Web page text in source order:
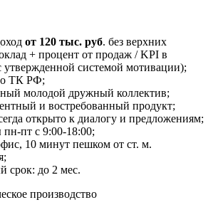
от 120 тыс. руб. без верхних
+ процент от продаж / KPI в
утвержденной системой мотивации);
ТК РФ;
молодой дружный коллектив;
и востребованный продукт;
открыто к диалогу и предложениям;
пт с 9:00-18:00;
10 минут пешком от ст. м.
срок: до 2 мес.
производство